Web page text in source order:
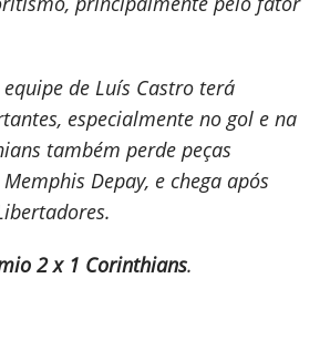
de Luís Castro terá
especialmente no gol e na
também perde peças
Depay, e chega após
2 x 1 Corinthians.